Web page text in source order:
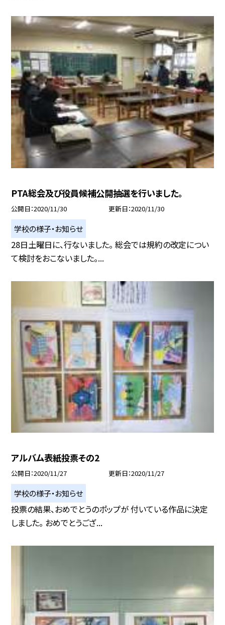
PTA総会及び役員候補公開抽選を行いました。
公開日 2020/11/30 更新日 2020/11/30
学校の様子・お知らせ
28日土曜日に、行ないました。 総会では規約の改定につい
て検討をおこないました。...
アルバム表紙投票その2
公開日 2020/11/27 更新日 2020/11/27
学校の様子・お知らせ
投票の結果、おめでとうのポップが 付いている作品に決定
しました。 おめでとうござ...